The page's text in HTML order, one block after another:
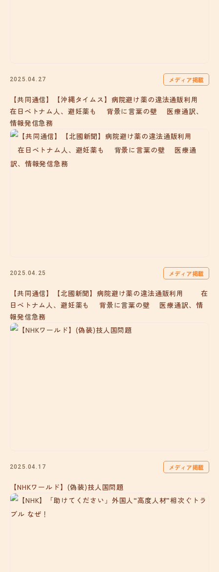
2025.04.27 メディア掲載
【共同通信】【沖縄タイムス】病院避け薬の違法通販利用
在日ベトナム人、避妊薬も 背景に言葉の壁 医療通訳、
情報発信急務
2025.04.25 メディア掲載
【共同通信】【北國新聞】病院避け薬の違法通販利用 在
日ベトナム人、避妊薬も 背景に言葉の壁 医療通訳、情
報発信急務
2025.04.17 メディア掲載
【NHKワールド】(偽装)技人国問題